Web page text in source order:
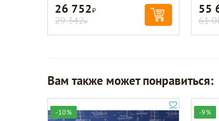
26 752Р
29 342Р
55
61
Вам также может понравиться:
-10% -9%